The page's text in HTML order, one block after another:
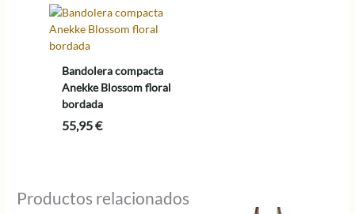
Bandolera compacta
Anekke Blossom floral
bordada
55,95€
Productos relacionados